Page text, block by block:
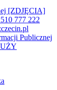
[ZDJĘCIA]
777 222
Publicznej